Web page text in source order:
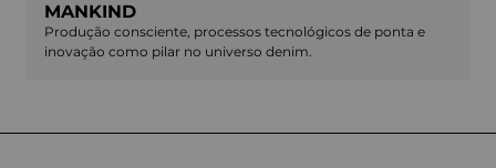
MANKIND
Produção consciente, processos tecnológicos de ponta e
inovação como pilar no universo denim.